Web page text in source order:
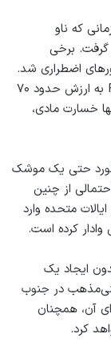
خورد؛ زمانی که ناو
گرفت. برخی
اضطراری شد.
در جریان این مانورها، یک جنگنده پیشرفته F-18 به ارزش حدود ۷۰
خسارت مادی،
حتی یک موشک
از چنین
متحده وارد
کرده است.
ایجاد یک
در جنوب
آن، همچنان
کرد.